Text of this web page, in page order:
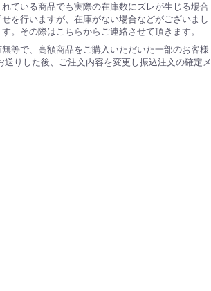
ている商品でも実際の在庫数にズレが生じる場合
を行いますが、在庫がない場合などがございまし
。その際はこちらからご連絡させて頂きます。
等で、高額商品をご購入いただいた一部のお客様
りした後、ご注文内容を変更し振込注文の確定メ